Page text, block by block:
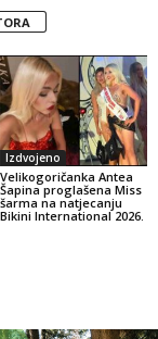
Izdvojeno
Velikogoričanka Antea
Šapina proglašena Miss
šarma na natjecanju
Bikini International 2026.